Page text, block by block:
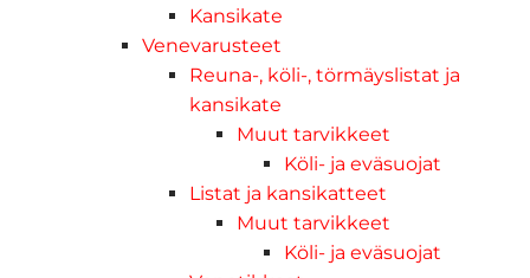
Kansikate
Venevarusteet
Reuna-, köli-, törmäyslistat ja
kansikate
Muut tarvikkeet
Köli- ja eväsuojat
Listat ja kansikatteet
Muut tarvikkeet
Köli- ja eväsuojat